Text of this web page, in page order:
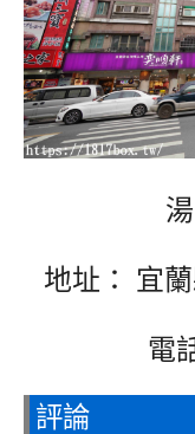
地址： 宜
電
評論